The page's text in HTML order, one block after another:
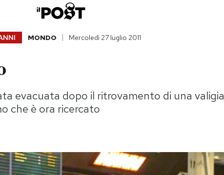
MONDO Mercoledì 27 luglio 2011
evacuata dopo il ritrovamento di una valigia
che è ora ricercato